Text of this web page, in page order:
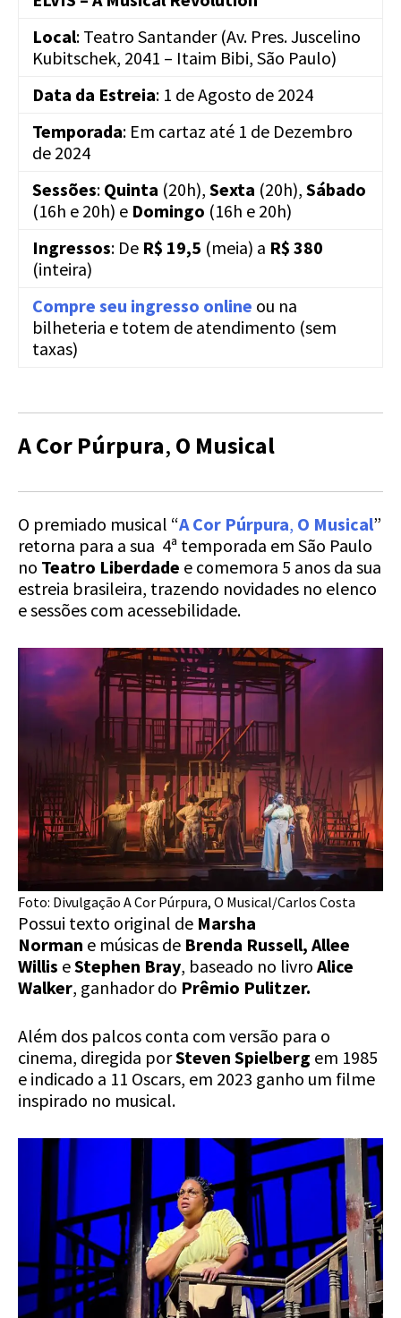
Local: Teatro Santander (Av. Pres. Juscelino
Kubitschek, 2041 – Itaim Bibi, São Paulo)
Data da Estreia: 1 de Agosto de 2024
Temporada: Em cartaz até 1 de Dezembro
de 2024
Sessões: Quinta (20h), Sexta (20h), Sábado
(16h e 20h) e Domingo (16h e 20h)
Ingressos: De R$ 19,5 (meia) a R$ 380
(inteira)
Compre seu ingresso online ou na
bilheteria e totem de atendimento (sem
taxas)
A Cor Púrpura, O Musical
O premiado musical “A Cor Púrpura, O Musical”
retorna para a sua 4ª temporada em São Paulo
no Teatro Liberdade e comemora 5 anos da sua
estreia brasileira, trazendo novidades no elenco
e sessões com acessebilidade.
Foto: Divulgação A Cor Púrpura, O Musical/Carlos Costa
Possui texto original de Marsha
Norman e músicas de Brenda Russell, Allee
Willis eStephen Bray, baseado no livro Alice
Walker, ganhador do Prêmio Pulitzer.
Além dos palcos conta com versão para o
cinema, diregida porSteven Spielberg em 1985
e indicado a 11 Oscars, em 2023 ganho um filme
inspirado no musical.